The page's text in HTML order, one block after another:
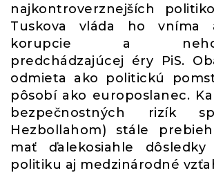
najkontroverznejších
Tuskova vláda ho vníma
korupcie a
predchádzajúcej éry PiS.
odmieta ako politickú
pôsobí ako europoslanec.
bezpečnostných rizík
Hezbollahom) stále
mať ďalekosiahle
politiku aj medzinárodné